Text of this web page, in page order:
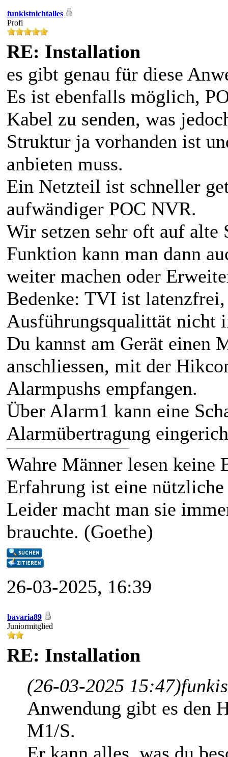
funkistnichtalles
Profi
RE: Installation
es gibt genau für diese
Es ist ebenfalls möglich,
Kabel zu senden, was
Struktur ja vorhanden ist
anbieten muss.
Ein Netzteil ist schneller
aufwändiger POC NVR.
Wir setzen sehr oft auf
Funktion kann man dann
weiter machen oder
Bedenke: TVI ist
Ausführungsqualittät nicht
Du kannst am Gerät einen
anschliessen, mit der
Alarmpushs empfangen.
Über Alarm1 kann eine
Alarmübertragung
Wahre Männer lesen keine
Erfahrung ist eine nützliche
Leider macht man sie
brauchte. (Goethe)
26-03-2025, 16:39
bavaria89
Juniormitglied
RE: Installation
(26-03-2025 15:47)
Anwendung gibt es den
M1/S.